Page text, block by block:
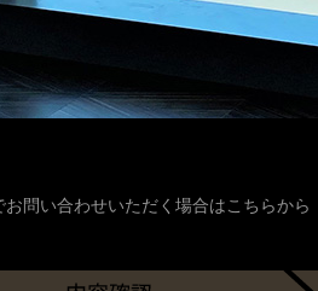
お問い合わせいただく場合はこちらから